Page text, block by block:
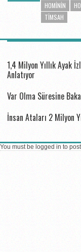
HOMININ
TIMSAH
1,4 Milyon Yıllık Ayak
Anlatıyor
Var Olma Süresine
İnsan Ataları 2 Milyon
You must be logged in to